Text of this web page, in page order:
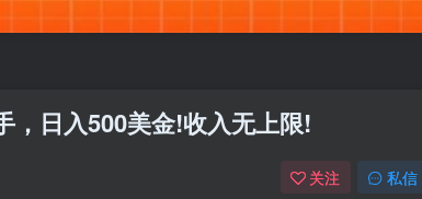
，日入500美金!收入无上限!
关注 私信